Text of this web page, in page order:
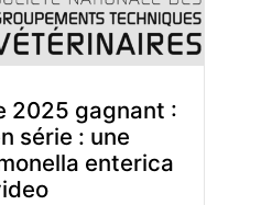
2025 gagnant :
série : une
enterica